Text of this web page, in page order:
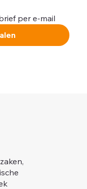
per e-mail